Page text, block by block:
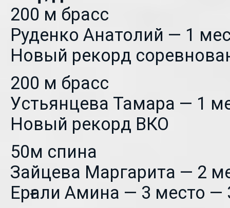
200 м брасс
Руденко Анатолий — 1
Новый рекорд
200 м брасс
Устьянцева Тамара — 1
Новый рекорд ВКО
50м спина
Зайцева Маргарита — 2
Ерғали Амина — 3 место —